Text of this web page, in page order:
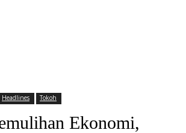
Headlines Tokoh
Ekonomi,